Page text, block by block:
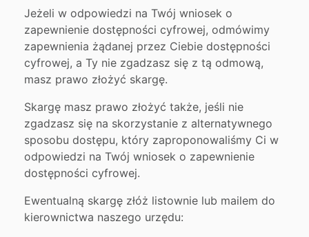
Jeżeli w odpowiedzi na Twój wniosek o
zapewnienie dostępności cyfrowej, odmówimy
zapewnienia żądanej przez Ciebie dostępności
cyfrowej, a Ty nie zgadzasz się z tą odmową,
masz prawo złożyć skargę.
Skargę masz prawo złożyć także, jeśli nie
zgadzasz się na skorzystanie z alternatywnego
sposobu dostępu, który zaproponowaliśmy Ci w
odpowiedzi na Twój wniosek o zapewnienie
dostępności cyfrowej.
Ewentualną skargę złóż listownie lub mailem do
kierownictwa naszego urzędu: